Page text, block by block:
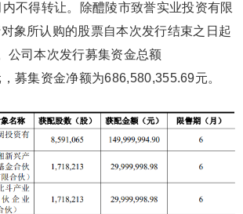
不得转让。除醴陵市致誉实业投资有限
象所认购的股票自本次发行结束之日起
公司本次发行募集资金总额
募集资金净额为686,580,355.69元。